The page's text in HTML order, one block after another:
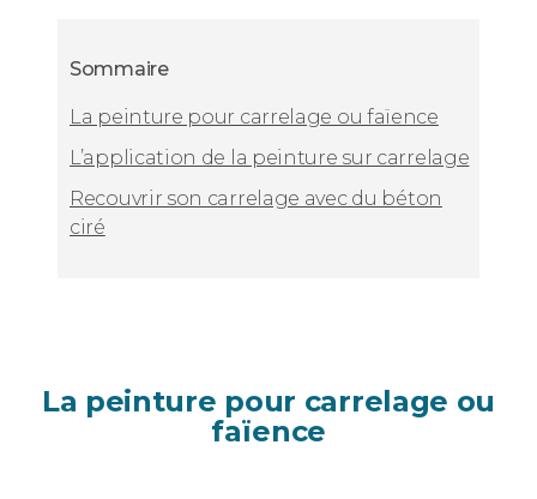
Sommaire
La peinture pour carrelage ou faïence
L’application de la peinture sur carrelage
Recouvrir son carrelage avec du béton
ciré
La peinture pour carrelage ou
faïence